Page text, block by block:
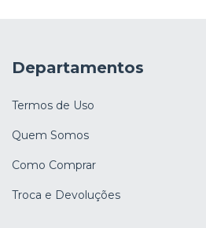
Departamentos
Termos de Uso
Quem Somos
Como Comprar
Troca e Devoluções